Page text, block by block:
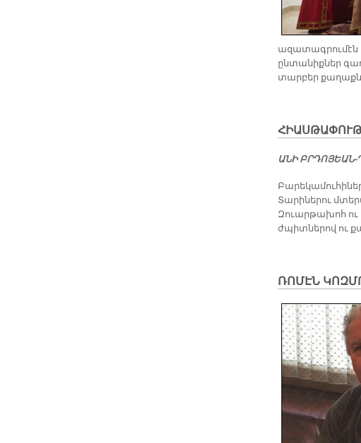
ազատագրումէն
ընտանիքներ
տարբեր
Ա­ՆԻ
Տարիներու
Զուարթախոհ ու
ժպիտներով ու
ՌՈ­ՄԷՆ